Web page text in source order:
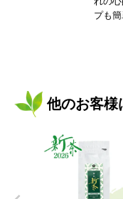
プも簡
他のお客様